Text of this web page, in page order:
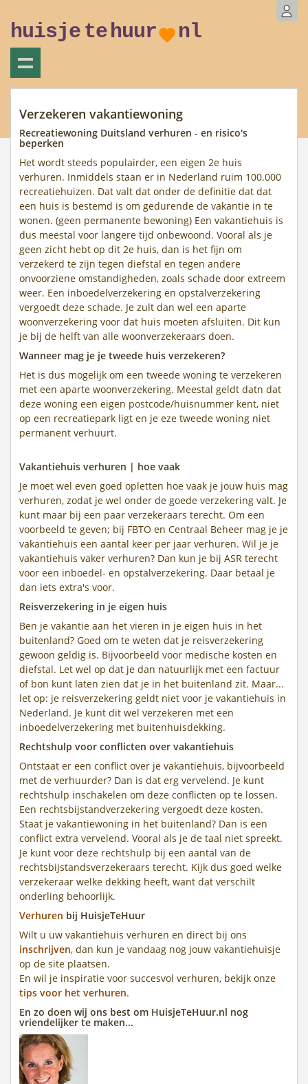
huisje tehuur nl
Verzekeren vakantiewoning
Recreatiewoning Duitsland verhuren - en risico's
beperken
Het wordt steeds populairder, een eigen 2e huis
verhuren. Inmiddels staan er in Nederland ruim 100.000
recreatiehuizen. Dat valt dat onder de definitie dat dat
een huis is bestemd is om gedurende de vakantie in te
wonen. (geen permanente bewoning) Een vakantiehuis is
dus meestal voor langere tijd onbewoond. Vooral als je
geen zicht hebt op dit 2e huis, dan is het fijn om
verzekerd te zijn tegen diefstal en tegen andere
onvoorziene omstandigheden, zoals schade door extreem
weer. Een inboedelverzekering en opstalverzekering
vergoedt deze schade. Je zult dan wel een aparte
woonverzekering voor dat huis moeten afsluiten. Dit kun
je bij de helft van alle woonverzekeraars doen.
Wanneer mag je je tweede huis verzekeren?
Het is dus mogelijk om een tweede woning te verzekeren
met een aparte woonverzekering. Meestal geldt datn dat
deze woning een eigen postcode/huisnummer kent, niet
op een recreatiepark ligt en je eze tweede woning niet
permanent verhuurt.
Vakantiehuis verhuren | hoe vaak
Je moet wel even goed opletten hoe vaak je jouw huis mag
verhuren, zodat je wel onder de goede verzekering valt. Je
kunt maar bij een paar verzekeraars terecht. Om een
voorbeeld te geven; bij FBTO en Centraal Beheer mag je je
vakantiehuis een aantal keer per jaar verhuren. Wil je je
vakantiehuis vaker verhuren? Dan kun je bij ASR terecht
voor een inboedel- en opstalverzekering. Daar betaal je
dan iets extra's voor.
Reisverzekering in je eigen huis
Ben je vakantie aan het vieren in je eigen huis in het
buitenland? Goed om te weten dat je reisverzekering
gewoon geldig is. Bijvoorbeeld voor medische kosten en
diefstal. Let wel op dat je dan natuurlijk met een factuur
of bon kunt laten zien dat je in het buitenland zit. Maar...
let op: je reisverzekering geldt niet voor je vakantiehuis in
Nederland. Je kunt dit wel verzekeren met een
inboedelverzekering met buitenhuisdekking.
Rechtshulp voor conflicten over vakantiehuis
Ontstaat er een conflict over je vakantiehuis, bijvoorbeeld
met de verhuurder? Dan is dat erg vervelend. Je kunt
rechtshulp inschakelen om deze conflicten op te lossen.
Een rechtsbijstandverzekering vergoedt deze kosten.
Staat je vakantiewoning in het buitenland? Dan is een
conflict extra vervelend. Vooral als je de taal niet spreekt.
Je kunt voor deze rechtshulp bij een aantal van de
rechtsbijstandsverzekeraars terecht. Kijk dus goed welke
verzekeraar welke dekking heeft, want dat verschilt
onderling behoorlijk.
Verhuren bij HuisjeTeHuur
Wilt u uw vakantiehuis verhuren en direct bij ons
inschrijven, dan kun je vandaag nog jouw vakantiehuisje
op de site plaatsen.
En wil je inspiratie voor succesvol verhuren, bekijk onze
tips voor het verhuren.
En zo doen wij ons best om HuisjeTeHuur.nl nog
vriendelijker te maken...